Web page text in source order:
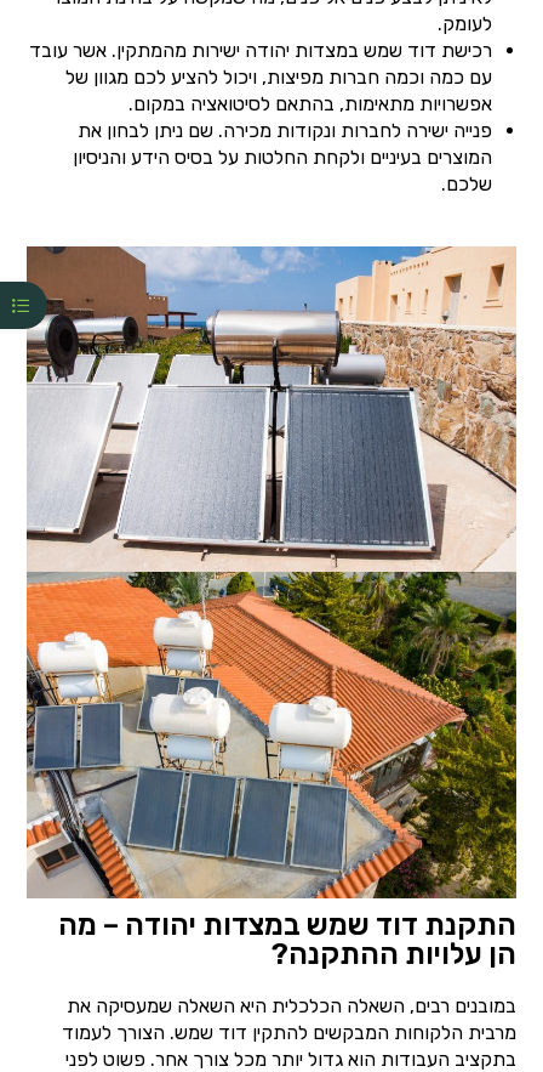
לעומק.
רכישת דוד שמש במצדות יהודה ישירות מהמתקין. אשר עובד
עם כמה וכמה חברות מפיצות, ויכול להציע לכם מגוון של
אפשרויות מתאימות, בהתאם לסיטואציה במקום.
פנייה ישירה לחברות ונקודות מכירה. שם ניתן לבחון את
המוצרים בעיניים ולקחת החלטות על בסיס הידע והניסיון
שלכם.
התקנת דוד שמש במצדות יהודה – מה
הן עלויות ההתקנה?
במובנים רבים, השאלה הכלכלית היא השאלה שמעסיקה את
מרבית הלקוחות המבקשים להתקין דוד שמש. הצורך לעמוד
בתקציב העבודות הוא גדול יותר מכל צורך אחר. פשוט לפני